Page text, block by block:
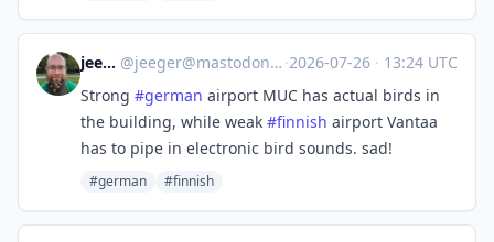
jeeger @jeeger@mastodon.social ·2026-07-26 · 13:24 UTC
Strong #german airport MUC has actual birds in
the building, while weak #finnish airport Vantaa
has to pipe in electronic bird sounds. sad!
#german #finnish